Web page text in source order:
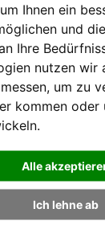
Ihnen ein
und
Ihre
nutzen wir
um zu
kommen oder
Alle
Ich lehne ab
[sofort verfügbar]
Verkaufspreis:
ZUM